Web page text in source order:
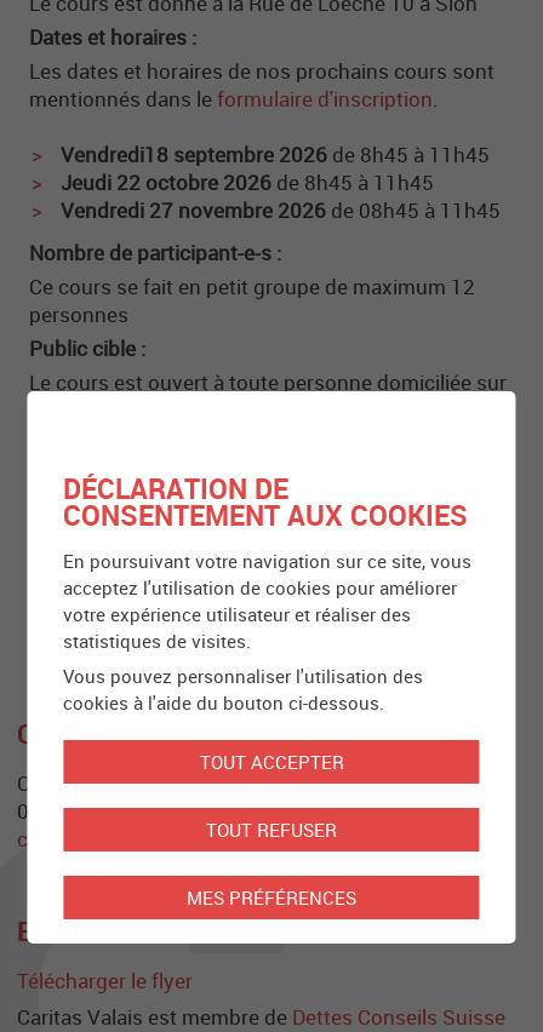
Dates et horaires :
Les dates et horaires de nos prochains cours sont
mentionnés dans leformulaire d'inscription.
Vendredi18 septembre 2026 de 8h45 à 11h45
Jeudi 22 octobre 2026 de 8h45 à 11h45
Vendredi 27 novembre 2026 de 08h45 à 11h45
Nombre de participant-e-s :
Ce cours se fait en petit groupe de maximum 12
personnes
Public cible :
Le cours est ouvert à toute personne domiciliée sur
Coût :
Notre cours de prévention est entièrement gratuit
Inscription :
En ligne via le formulaire suivant :Cours de
prévention
CONTACT
Conseil social, financier et désendettement
027 323 35 02
conseil-social-financier@caritas-valais.ch
EN SAVOIR PLUS
Télécharger le flyer
Caritas Valais est membre de Dettes Conseils Suisse
DÉCLARATION DE
CONSENTEMENT AUX COOKIES
En poursuivant votre navigation sur ce site, vous
acceptez l'utilisation de cookies pour améliorer
votre expérience utilisateur et réaliser des
statistiques de visites.
Vous pouvez personnaliser l'utilisation des
cookies à l'aide du bouton ci-dessous.
TOUT ACCEPTER
TOUT REFUSER
MES PRÉFÉRENCES